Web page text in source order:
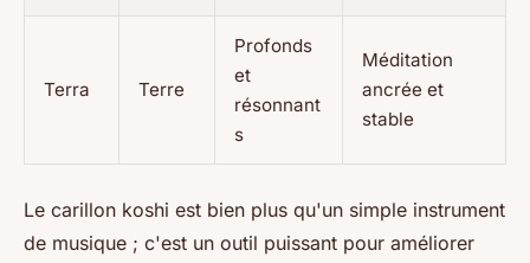
Terra Terre
Profonds
et
résonnant
s
Méditation
ancrée et
stable
Le carillon koshi est bien plus qu'un simple instrument
de musique ; c'est un outil puissant pour améliorer